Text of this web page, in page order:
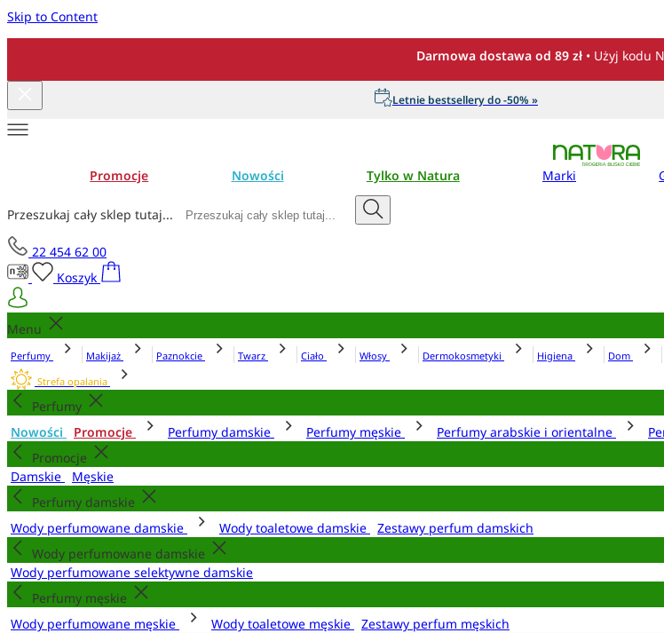
Skip to Content
Darmowa dostawa od 89 zł • Użyj kodu
Letnie bestsellery do -50% »
Promocje Nowości Tylko w Natura Marki
Przeszukaj cały sklep tutaj...
22 454 62 00
Koszyk
Menu
Perfumy Makijaż Paznokcie Twarz Ciało Włosy Dermokosmetyki Higiena Dom
Strefa opalania
Perfumy
Nowości
Promocje Perfumy damskie Perfumy męskie Perfumy arabskie i orientalne
Promocje
Damskie
Męskie
Perfumy damskie
Wody perfumowane damskie
Wody toaletowe damskie
Zestawy perfum damskich
Wody perfumowane damskie
Wody perfumowane selektywne damskie
Perfumy męskie
Wody perfumowane męskie
Wody toaletowe męskie
Zestawy perfum męskich